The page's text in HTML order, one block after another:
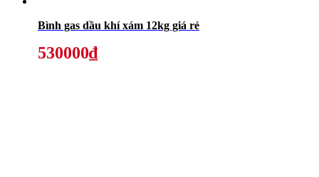
Bình gas dầu khí xám 12kg giá rẻ
530000₫